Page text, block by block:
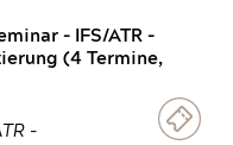
- IFS/ATR -
(4 Termine,
-